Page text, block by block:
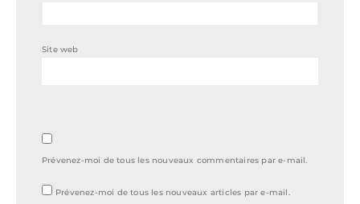
Site web
Prévenez-moi de tous les nouveaux commentaires par e-mail.
Prévenez-moi de tous les nouveaux articles par e-mail.